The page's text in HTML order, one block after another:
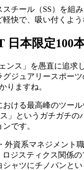
チール（SS）を
快で、吸い付くよう
本限定100
ス」を愚直に追
ジュアリースポー
りますね。
ける最高峰のツー
」というガチガチ
です。
資系マネジメン
ジスティクス関係
ャツにチノパン